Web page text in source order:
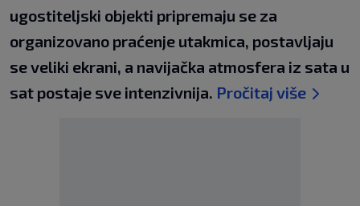
ugostiteljski objekti pripremaju se za
organizovano praćenje utakmica, postavljaju
se veliki ekrani, a navijačka atmosfera iz sata u
sat postaje sve intenzivnija. Pročitaj više